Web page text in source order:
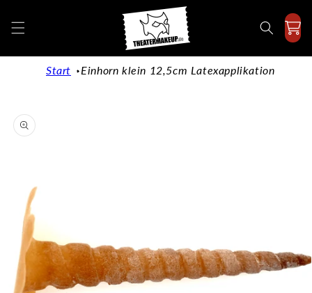
Inhalt
Start Einhorn klein 12,5cm Latexapplikation